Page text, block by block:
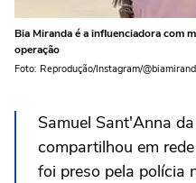
Bia Miranda é a influenciadora com
operação
Foto: Reprodução/Instagram/
Samuel Sant'Anna
compartilhou em
foi preso pela polícia